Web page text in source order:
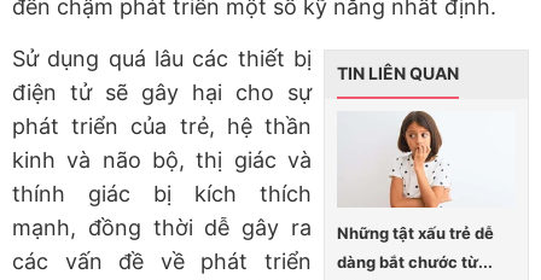
đến chậm phát triển một số kỹ năng nhất định.
TIN LIÊN QUAN
Những tật xấu trẻ dễ
dàng bắt chước từ...
Sử dụng quá lâu các thiết bị
điện tử sẽ gây hại cho sự
phát triển của trẻ, hệ thần
kinh và não bộ, thị giác và
thính giác bị kích thích
mạnh, đồng thời dễ gây ra
các vấn đề về phát triển